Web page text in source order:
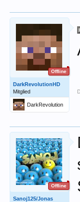
Offline
DarkRevolutionHD
Mitglied
DarkRevolution
HD
Offline
Sanoj125/Jonas